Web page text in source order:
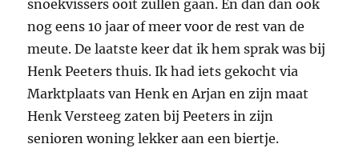
snoekvissers ooit zullen gaan. En dan dan ook
nog eens 10 jaar of meer voor de rest van de
meute. De laatste keer dat ik hem sprak was bij
Henk Peeters thuis. Ik had iets gekocht via
Marktplaats van Henk en Arjan en zijn maat
Henk Versteeg zaten bij Peeters in zijn
senioren woning lekker aan een biertje.